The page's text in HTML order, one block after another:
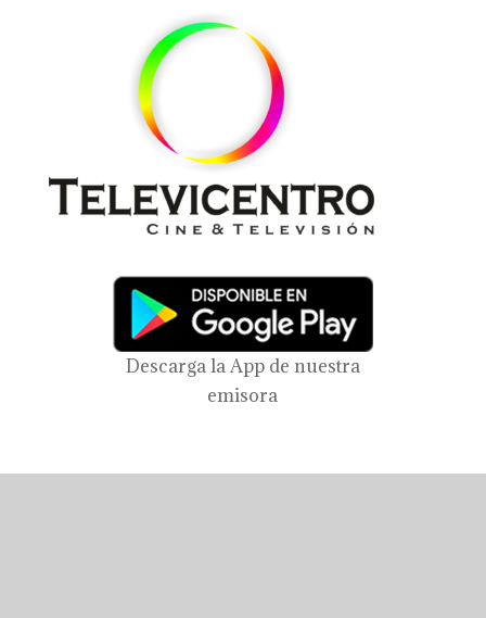
Descarga la App de nuestra
emisora